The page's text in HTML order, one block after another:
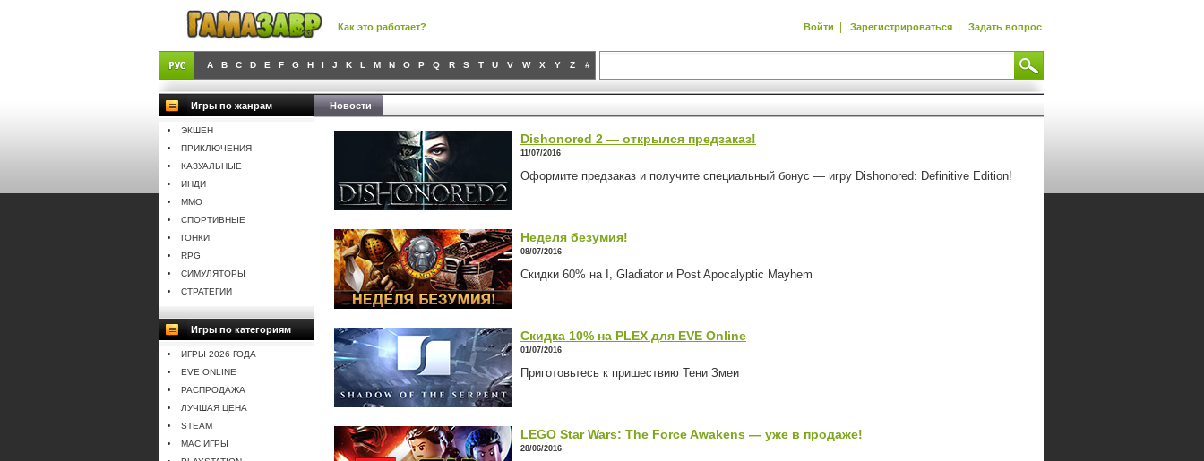
Как это работает? Войти | Зарегистрироваться | Задать вопрос
A B C D E F G H I J K L M N O P Q R S T U V W X Y Z #
Игры по жанрам
ЭКШЕН
ПРИКЛЮЧЕНИЯ
КАЗУАЛЬНЫЕ
ИНДИ
MMO
СПОРТИВНЫЕ
ГОНКИ
RPG
СИМУЛЯТОРЫ
СТРАТЕГИИ
Игры по категориям
ИГРЫ 2026 ГОДА
EVE ONLINE
РАСПРОДАЖА
ЛУЧШАЯ ЦЕНА
STEAM
MAC ИГРЫ
Новости
Dishonored 2 — открылся предзаказ!
11/07/2016
Оформите предзаказ и получите специальный бонус — игру Dishonored: Definitive Edition!
Неделя безумия!
08/07/2016
Скидки 60% на I, Gladiator и Post Apocalyptic Mayhem
Скидка 10% на PLEX для EVE Online
01/07/2016
Приготовьтесь к пришествию Тени Змеи
LEGO Star Wars: The Force Awakens — уже в продаже!
28/06/2016